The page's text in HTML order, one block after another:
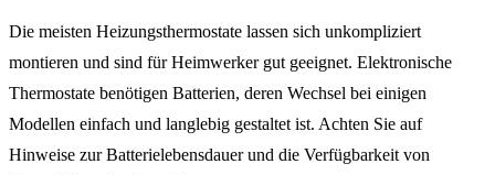
Die meisten Heizungsthermostate lassen sich unkompliziert
montieren und sind für Heimwerker gut geeignet. Elektronische
Thermostate benötigen Batterien, deren Wechsel bei einigen
Modellen einfach und langlebig gestaltet ist. Achten Sie auf
Hinweise zur Batterielebensdauer und die Verfügbarkeit von